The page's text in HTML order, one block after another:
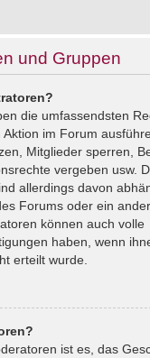
und Gruppen
die umfassendsten
im Forum
Mitglieder sperren,
vergeben usw.
allerdings davon
Forums oder ein
können auch volle
haben, wenn
erteilt wurde.
ist es, das